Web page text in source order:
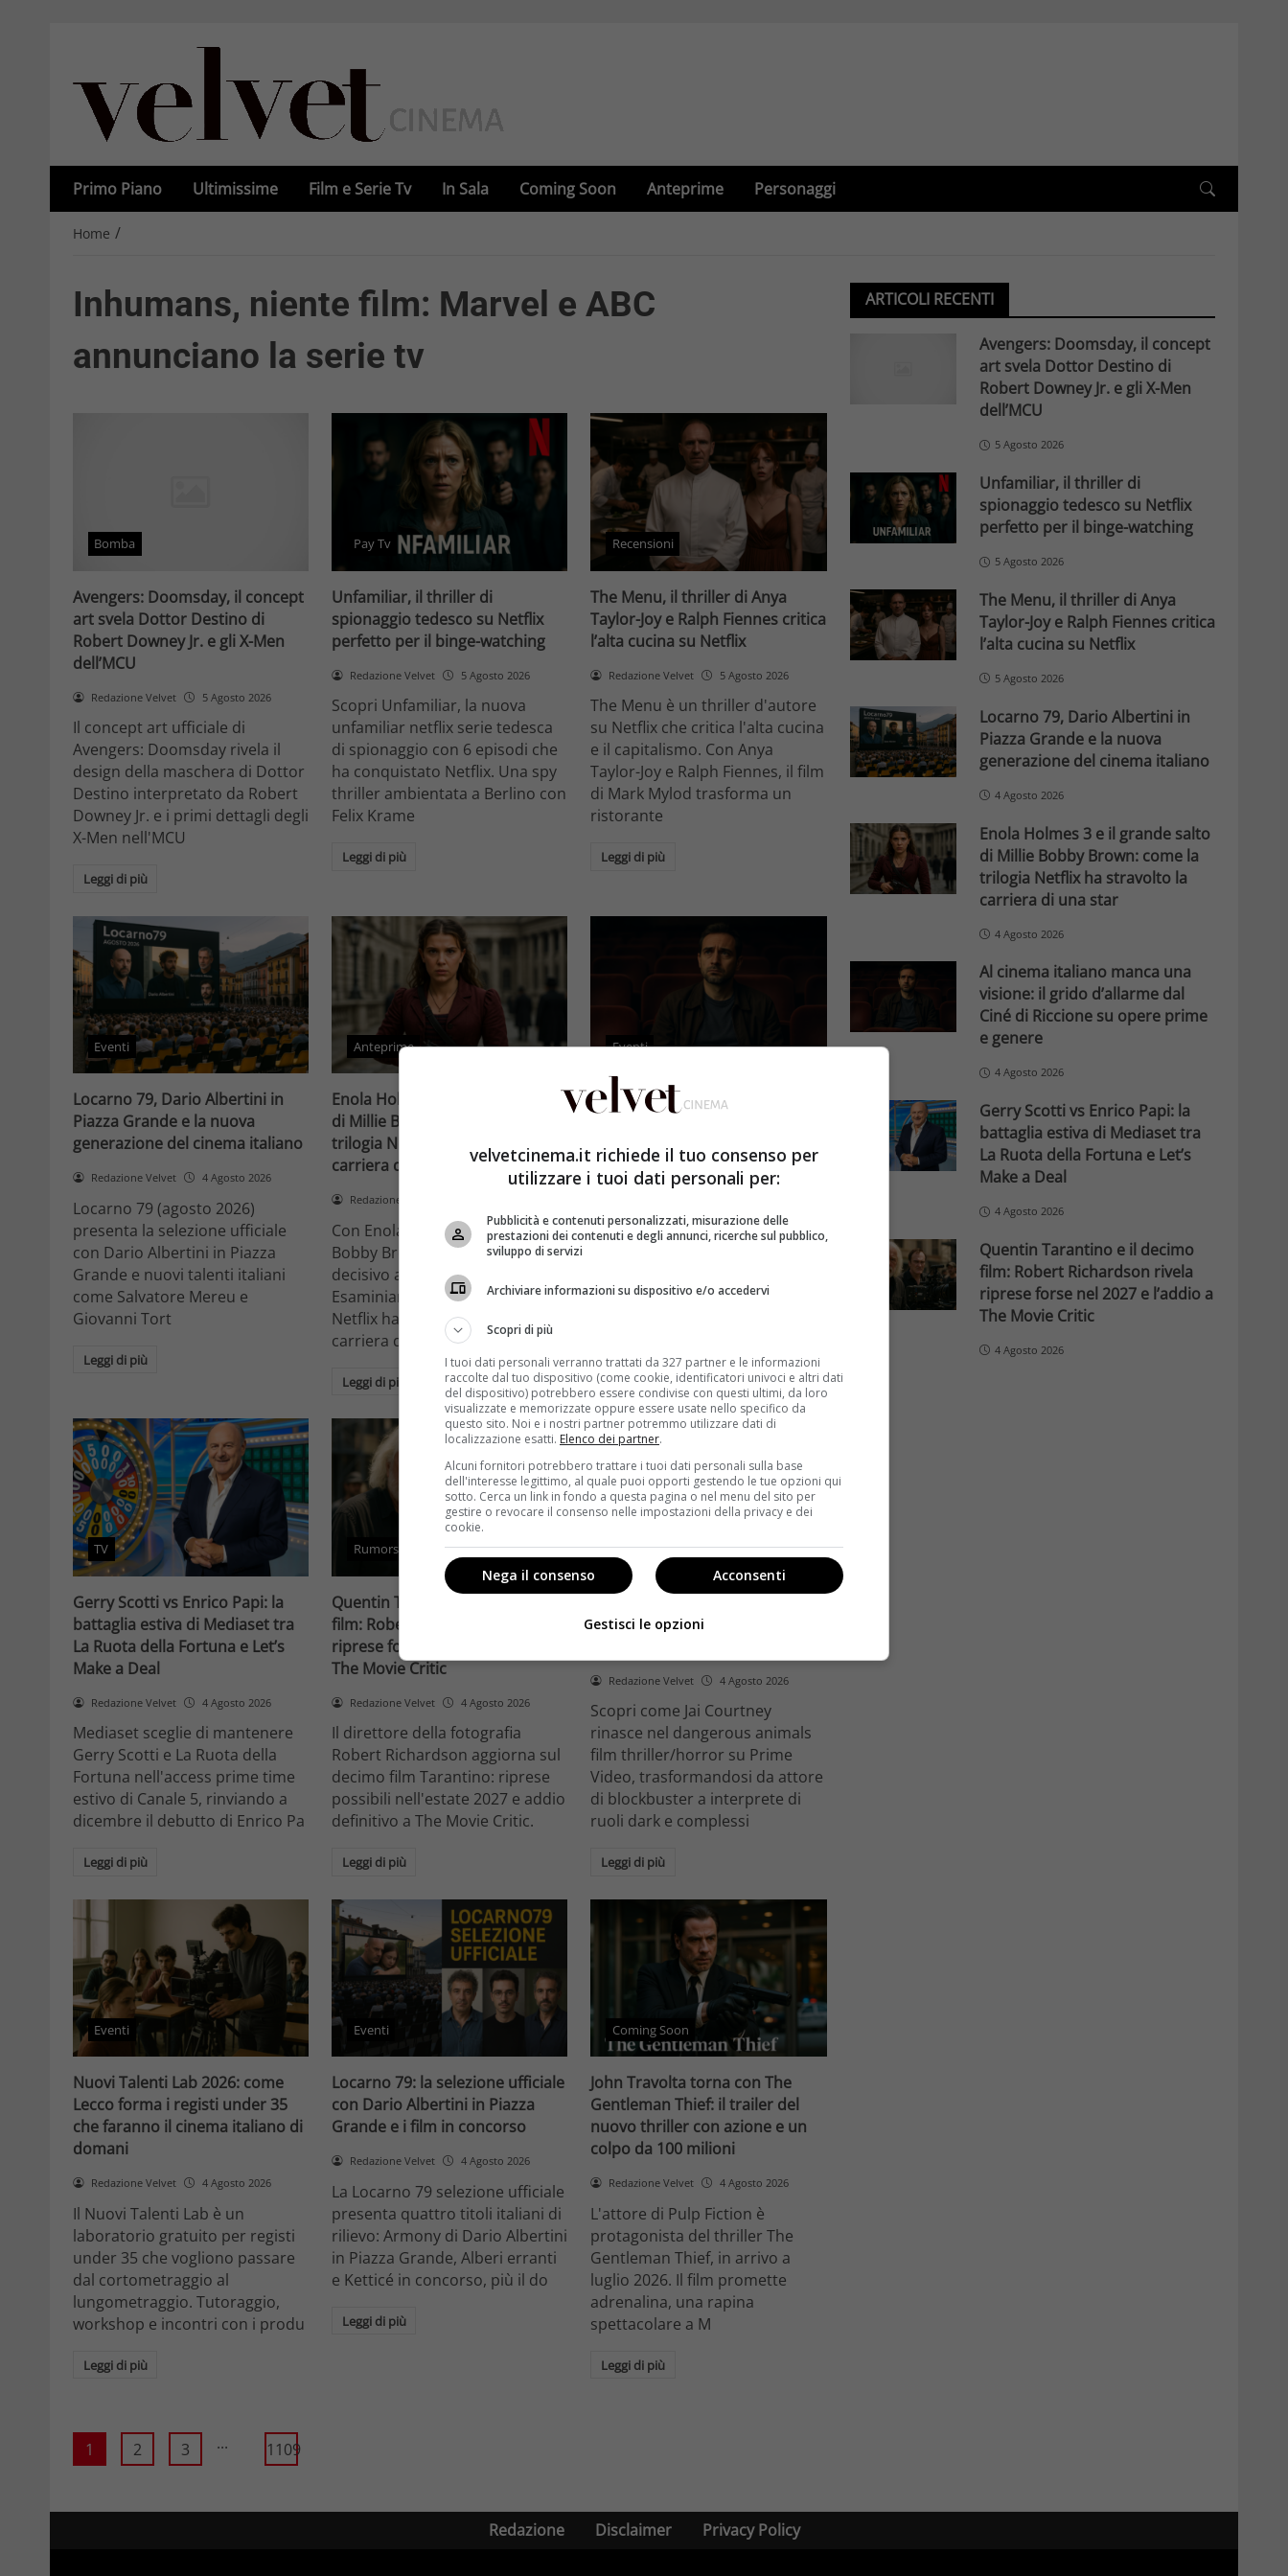
Primo Piano Ultimissime Film e Serie Tv In Sala Coming Soon Anteprime Personaggi
Home /
Inhumans, niente film: Marvel e ABC
annunciano la serie tv
Bomba
Avengers: Doomsday, il concept
art svela Dottor Destino di
Robert Downey Jr. e gli X-Men
dell’MCU
Redazione Velvet 5 Agosto 2026
Il concept art ufficiale di
Avengers: Doomsday rivela il
design della maschera di Dottor
Destino interpretato da Robert
Downey Jr. e i primi dettagli degli
X-Men nell'MCU
Leggi di più
Pay Tv
Unfamiliar, il thriller di
spionaggio tedesco su Netflix
perfetto per il binge-watching
Redazione Velvet 5 Agosto 2026
Scopri Unfamiliar, la nuova
unfamiliar netflix serie tedesca
di spionaggio con 6 episodi che
ha conquistato Netflix. Una spy
thriller ambientata a Berlino con
Felix Krame
Leggi di più
Recensioni
The Menu, il thriller di Anya
Taylor-Joy e Ralph Fiennes critica
l’alta cucina su Netflix
Redazione Velvet 5 Agosto 2026
The Menu è un thriller d'autore
su Netflix che critica l'alta cucina
e il capitalismo. Con Anya
Taylor-Joy e Ralph Fiennes, il film
di Mark Mylod trasforma un
ristorante
Leggi di più
Eventi
Locarno 79, Dario Albertini in
Piazza Grande e la nuova
generazione del cinema italiano
Redazione Velvet 4 Agosto 2026
Locarno 79 (agosto 2026)
presenta la selezione ufficiale
con Dario Albertini in Piazza
Grande e nuovi talenti italiani
come Salvatore Mereu e
Giovanni Tort
Leggi di più
Anteprime
Enola Holmes 3 e il grande salto
di Millie Bobby Brown: come la
trilogia Netflix ha stravolto la
carriera di una star
Redazione Velvet
Con Enola Holmes 3, Millie
Bobby Brown compie un salto
decisivo a Hollywood.
Esaminiamo come la trilogia
Netflix ha trasformato la sua
carriera da attrice
Leggi di più
Eventi
Al cinema italiano manca una
Ciné di Riccione su opere prime
e genere
Il cinema italiano opere prime
ricambio generazionale e
Leggi di più
TV
Gerry Scotti vs Enrico Papi: la
battaglia estiva di Mediaset tra
La Ruota della Fortuna e Let’s
Make a Deal
Redazione Velvet 4 Agosto 2026
Mediaset sceglie di mantenere
Gerry Scotti e La Ruota della
Fortuna nell'access prime time
estivo di Canale 5, rinviando a
dicembre il debutto di Enrico Pa
Leggi di più
Rumors
Quentin Tarantino e il decimo
film: Robert Richardson rivela
riprese forse nel 2027 e l’addio a
The Movie Critic
Redazione Velvet 4 Agosto 2026
Il direttore della fotografia
Robert Richardson aggiorna sul
decimo film Tarantino: riprese
possibili nell'estate 2027 e addio
definitivo a The Movie Critic.
Leggi di più
Anteprime
Dangerous Animals su Prime
Redazione Velvet 4 Agosto 2026
Scopri come Jai Courtney
rinasce nel dangerous animals
film thriller/horror su Prime
Video, trasformandosi da attore
di blockbuster a interprete di
ruoli dark e complessi
Leggi di più
Eventi
Nuovi Talenti Lab 2026: come
Lecco forma i registi under 35
che faranno il cinema italiano di
domani
Redazione Velvet 4 Agosto 2026
Il Nuovi Talenti Lab è un
laboratorio gratuito per registi
under 35 che vogliono passare
dal cortometraggio al
lungometraggio. Tutoraggio,
workshop e incontri con i produ
Leggi di più
Eventi
Locarno 79: la selezione ufficiale
con Dario Albertini in Piazza
Grande e i film in concorso
Redazione Velvet 4 Agosto 2026
La Locarno 79 selezione ufficiale
presenta quattro titoli italiani di
rilievo: Armony di Dario Albertini
in Piazza Grande, Alberi erranti
e Ketticé in concorso, più il do
Leggi di più
Coming Soon
John Travolta torna con The
Gentleman Thief: il trailer del
nuovo thriller con azione e un
colpo da 100 milioni
Redazione Velvet 4 Agosto 2026
L'attore di Pulp Fiction è
protagonista del thriller The
Gentleman Thief, in arrivo a
luglio 2026. Il film promette
adrenalina, una rapina
spettacolare a M
Leggi di più
1 2 3 ... 1109
ARTICOLI RECENTI
Avengers: Doomsday, il concept
art svela Dottor Destino di
Robert Downey Jr. e gli X-Men
dell’MCU
5 Agosto 2026
Unfamiliar, il thriller di
spionaggio tedesco su Netflix
perfetto per il binge-watching
5 Agosto 2026
The Menu, il thriller di Anya
Taylor-Joy e Ralph Fiennes critica
l’alta cucina su Netflix
5 Agosto 2026
Locarno 79, Dario Albertini in
Piazza Grande e la nuova
generazione del cinema italiano
4 Agosto 2026
Enola Holmes 3 e il grande salto
di Millie Bobby Brown: come la
trilogia Netflix ha stravolto la
carriera di una star
4 Agosto 2026
Al cinema italiano manca una
visione: il grido d’allarme dal
Ciné di Riccione su opere prime
e genere
4 Agosto 2026
Gerry Scotti vs Enrico Papi: la
battaglia estiva di Mediaset tra
La Ruota della Fortuna e Let’s
Make a Deal
4 Agosto 2026
Quentin Tarantino e il decimo
film: Robert Richardson rivela
riprese forse nel 2027 e l’addio a
The Movie Critic
4 Agosto 2026
Redazione Disclaimer Privacy Policy
velvetcinema.it richiede il tuo consenso per
utilizzare i tuoi dati personali per:
Pubblicità e contenuti personalizzati, misurazione delle
prestazioni dei contenuti e degli annunci, ricerche sul pubblico,
sviluppo di servizi
Archiviare informazioni su dispositivo e/o accedervi
Scopri di più
I tuoi dati personali verranno trattati da 327 partner e le informazioni
raccolte dal tuo dispositivo (come cookie, identificatori univoci e altri dati
del dispositivo) potrebbero essere condivise con questi ultimi, da loro
visualizzate e memorizzate oppure essere usate nello specifico da
questo sito. Noi e i nostri partner potremmo utilizzare dati di
localizzazione esatti. Elenco dei partner.
Alcuni fornitori potrebbero trattare i tuoi dati personali sulla base
dell'interesse legittimo, al quale puoi opporti gestendo le tue opzioni qui
sotto. Cerca un link in fondo a questa pagina o nel menu del sito per
gestire o revocare il consenso nelle impostazioni della privacy e dei
cookie.
Acconsenti
Nega il consenso
Gestisci le opzioni